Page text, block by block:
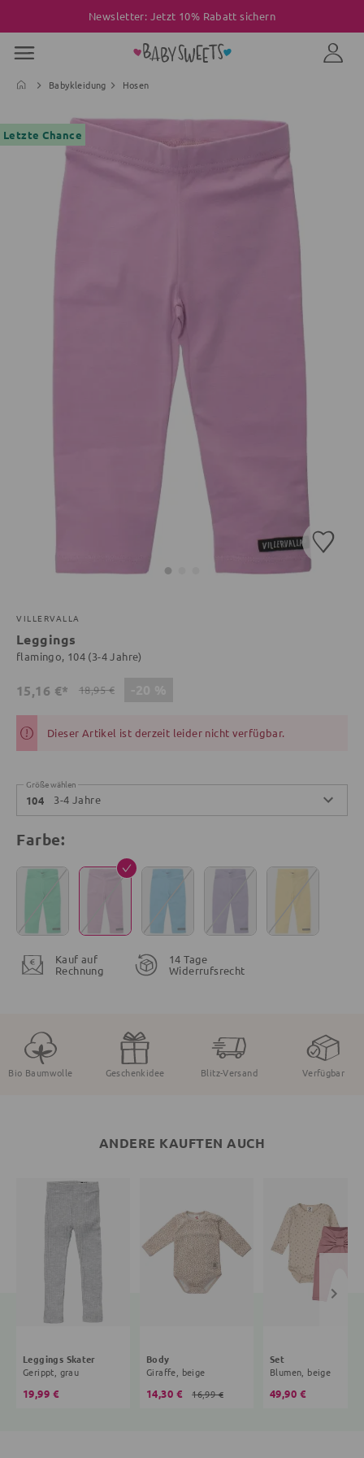
Newsletter: Jetzt 10% Rabatt sichern
Babykleidung Hosen
Letzte Chance
VILLERVALLA
Leggings
flamingo, 104 (3-4 Jahre)
15,16 €* 18,95 €
Dieser Artikel ist derzeit leider nicht verfügbar.
Größe wählen
104 3-4 Jahre
Farbe:
Kauf auf
Rechnung
14 Tage
Widerrufsrecht
Bio Baumwolle Geschenkidee Blitz-Versand Verfügbar
ANDERE KAUFTEN AUCH
Leggings Skater
Gerippt, grau
19,99 €
Body
Giraffe, beige
14,30 € 16,99 €
Set
Blumen, beige
49,90 €